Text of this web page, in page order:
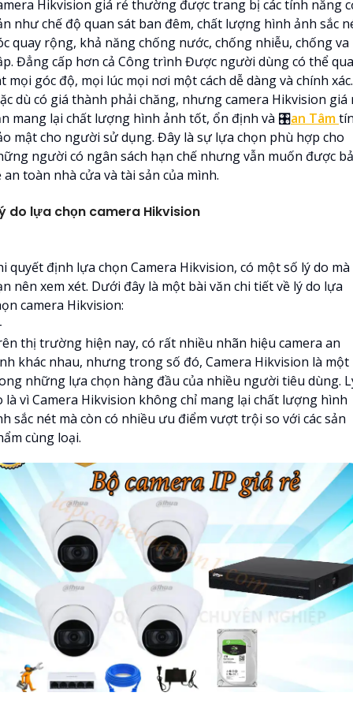
Hikvision giá rẻ thường được trang bị các tính năng
như chế độ quan sát ban đêm, chất lượng hình ảnh sắc
quay rộng, khả năng chống nước, chống nhiễu, chống va
Đẳng cấp hơn cả Công trình Được người dùng có thể
mọi góc độ, mọi lúc mọi nơi một cách dễ dàng và chính xác.
dù có giá thành phải chăng, nhưng camera Hikvision giá
mang lại chất lượng hình ảnh tốt, ổn định và 🎛an Tâm
mật cho người sử dụng. Đây là sự lựa chọn phù hợp cho
người có ngân sách hạn chế nhưng vẫn muốn được
an toàn nhà cửa và tài sản của mình.
do lựa chọn camera Hikvision
quyết định lựa chọn Camera Hikvision, có một số lý do mà
nên xem xét. Dưới đây là một bài văn chi tiết về lý do lựa
camera Hikvision:
thị trường hiện nay, có rất nhiều nhãn hiệu camera an
khác nhau, nhưng trong số đó, Camera Hikvision là một
những lựa chọn hàng đầu của nhiều người tiêu dùng.
là vì Camera Hikvision không chỉ mang lại chất lượng hình
sắc nét mà còn có nhiều ưu điểm vượt trội so với các sản
cùng loại.